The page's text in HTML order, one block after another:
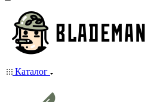
Каталог